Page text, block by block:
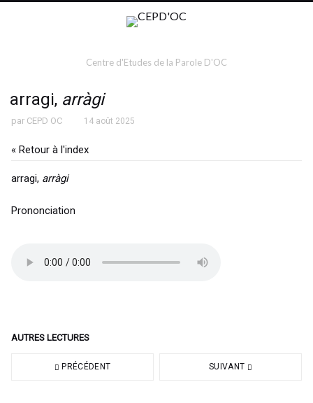
Centre d'Etudes de la Parole D'OC
arragi, arràgi
par CEPD OC 14 août 2025
« Retour à l'index
arragi, arràgi
Prononciation
AUTRES LECTURES
PRÉCÉDENT SUIVANT